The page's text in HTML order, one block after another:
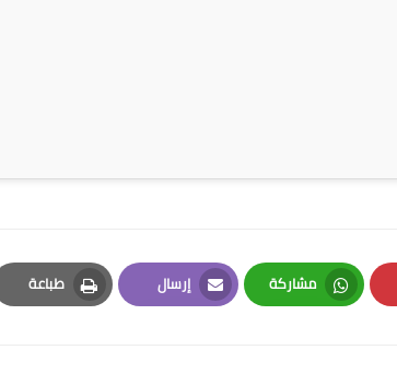
مشاركة
Whatsapp
إرسال
Email
طباعة
Print